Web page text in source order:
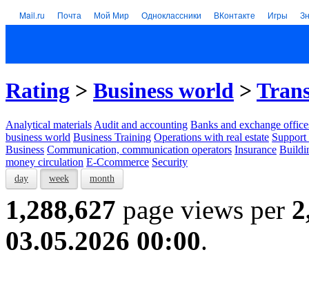
Mail.ru Почта Мой Мир Одноклассники ВКонтакте Игры
Rating > Business world >
Analytical materials Audit and accounting Banks and exchange
business world Business Training Operations with real estate Support
Business Communication, communication operators Insurance
money circulation E-Ccommerce Security
day week month
1,288,627 page views per
03.05.2026 00:00.